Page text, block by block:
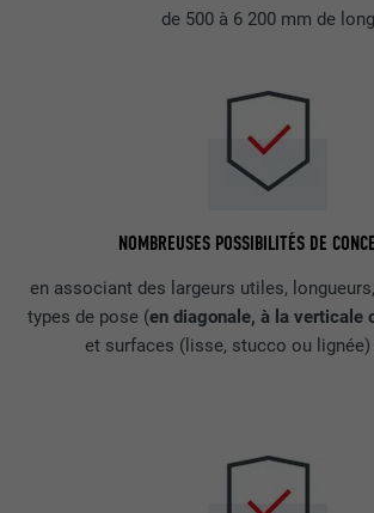
de 500 à 6 200 mm de long
NOMBREUSES POSSIBILITÉS DE
en associant des largeurs utiles,
types de pose (en diagonale, à la verticale
et surfaces (lisse, stucco ou